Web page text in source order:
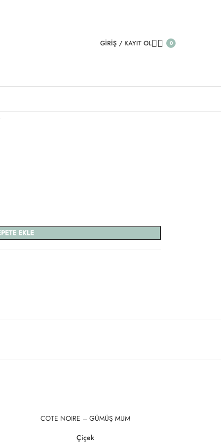
GIRIŞ / KAYIT OL 0
EKLE
COTE NOIRE – GÜMÜŞ MUM
Çiçek